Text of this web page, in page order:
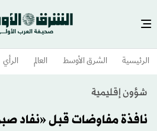
الرئيسية الشرق الأوسط​ العالم الرأي
شؤون إقليمية
نافذة مفاوضات قبل «نفاد